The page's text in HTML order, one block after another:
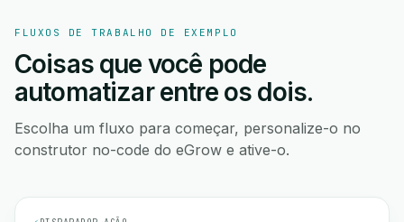
FLUXOS DE TRABALHO DE EXEMPLO
Coisas que você pode
automatizar entre os dois.
Escolha um fluxo para começar, personalize-o no
construtor no-code do eGrow e ative-o.